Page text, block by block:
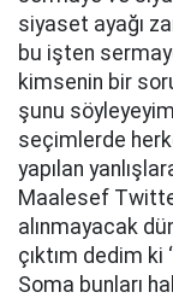
siyaset ayağı
bu işten
kimsenin bir
şunu
seçimlerde
yapılan
Maalesef
alınmayacak
çıktım dedim ki
Soma bunları